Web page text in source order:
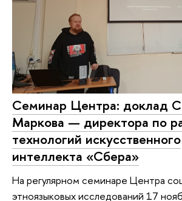
Семинар Центра: доклад
Маркова — директора по
технологий искусственного
интеллекта «Сбера»
На регулярном семинаре Центра
этноязыковых исследований 17